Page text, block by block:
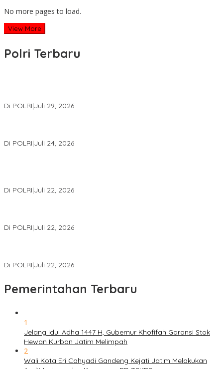
No more pages to load.
View More
Polri Terbaru
Di POLRI|Juli 29, 2026
Di POLRI|Juli 24, 2026
Di POLRI|Juli 22, 2026
Di POLRI|Juli 22, 2026
Di POLRI|Juli 22, 2026
Pemerintahan Terbaru
1
Jelang Idul Adha 1447 H, Gubernur Khofifah Garansi Stok
Hewan Kurban Jatim Melimpah
2
Wali Kota Eri Cahyadi Gandeng Kejati Jatim Melakukan